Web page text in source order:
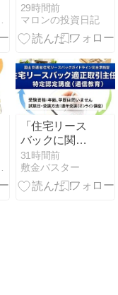
スイカ」🍉想
像以上に😋か
った
29時間前
マロンの投資日記
「住宅リース
バックに関す
るガイドライ
ン」の要点と
罰則・他業界
31時間前
敷金バスター